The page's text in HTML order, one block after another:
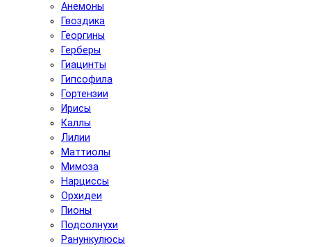
Анемоны
Гвоздика
Георгины
Герберы
Гиацинты
Гипсофила
Гортензии
Ирисы
Каллы
Лилии
Маттиолы
Мимоза
Нарциссы
Орхидеи
Пионы
Подсолнухи
Ранункулюсы